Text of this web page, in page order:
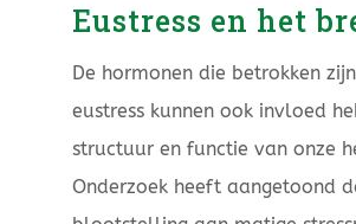
Eustress en het
De hormonen die betrokken
eustress kunnen ook invloed
structuur en functie van onze
Onderzoek heeft aangetoond